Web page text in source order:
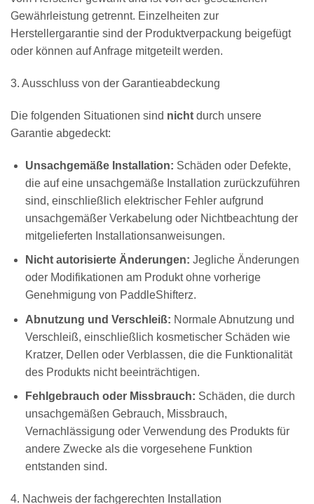
Gewährleistung getrennt. Einzelheiten zur
Herstellergarantie sind der Produktverpackung beigefügt
oder können auf Anfrage mitgeteilt werden.
3. Ausschluss von der Garantieabdeckung
Die folgenden Situationen sind nicht durch unsere
Garantie abgedeckt:
Unsachgemäße Installation: Schäden oder Defekte,
die auf eine unsachgemäße Installation zurückzuführen
sind, einschließlich elektrischer Fehler aufgrund
unsachgemäßer Verkabelung oder Nichtbeachtung der
mitgelieferten Installationsanweisungen.
Nicht autorisierte Änderungen: Jegliche Änderungen
oder Modifikationen am Produkt ohne vorherige
Genehmigung von PaddleShifterz.
Abnutzung und Verschleiß: Normale Abnutzung und
Verschleiß, einschließlich kosmetischer Schäden wie
Kratzer, Dellen oder Verblassen, die die Funktionalität
des Produkts nicht beeinträchtigen.
Fehlgebrauch oder Missbrauch: Schäden, die durch
unsachgemäßen Gebrauch, Missbrauch,
Vernachlässigung oder Verwendung des Produkts für
andere Zwecke als die vorgesehene Funktion
entstanden sind.
4. Nachweis der fachgerechten Installation